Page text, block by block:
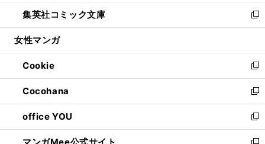
く
ウ
で
開
ン
ド
ウ
開
く
ウ
ィ
ン
ウ
で
開
く
し
い
ウ
ン
ド
ウ
で
開
く
集英社コミック文庫
新
し
ウ
ィ
ン
ド
ウ
で
開
く
女性マンガ
Cookie
新
し
い
ウ
ィ
ン
Cocohana
新
し
い
ウ
office YOU
新
し